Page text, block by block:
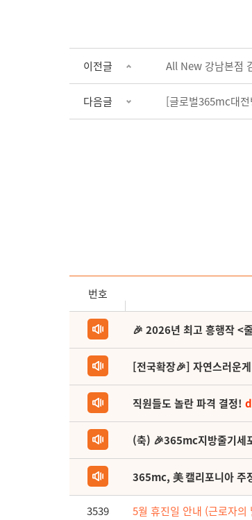
이전글 All New 강남본점
다음글 [글로벌365mc대
번호
🎉 2026년 최고 흥행작 <
[전국확장🎉] 자연스러운
직원들도 놀란 파격 결정!
(축) 🎉365mc지방줄기세
365mc, 美 캘리포니아 주
3539 5월 휴진일 안내 (근로자의